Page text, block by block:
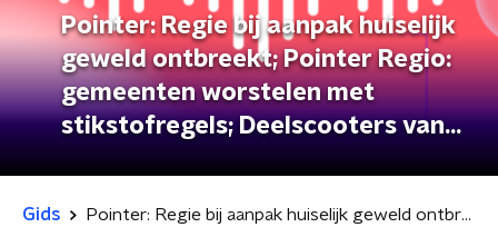
Pointer: Regie bij aanpak huiselijk
geweld ontbreekt; Pointer Regio:
gemeenten worstelen met
stikstofregels; Deelscooters van
de straat?
Gids Pointer: Regie bij aanpak huiselijk geweld ontbreekt; Pointer Regio: gemeenten worstelen met stikstofregels; Deelscooters van de straat?